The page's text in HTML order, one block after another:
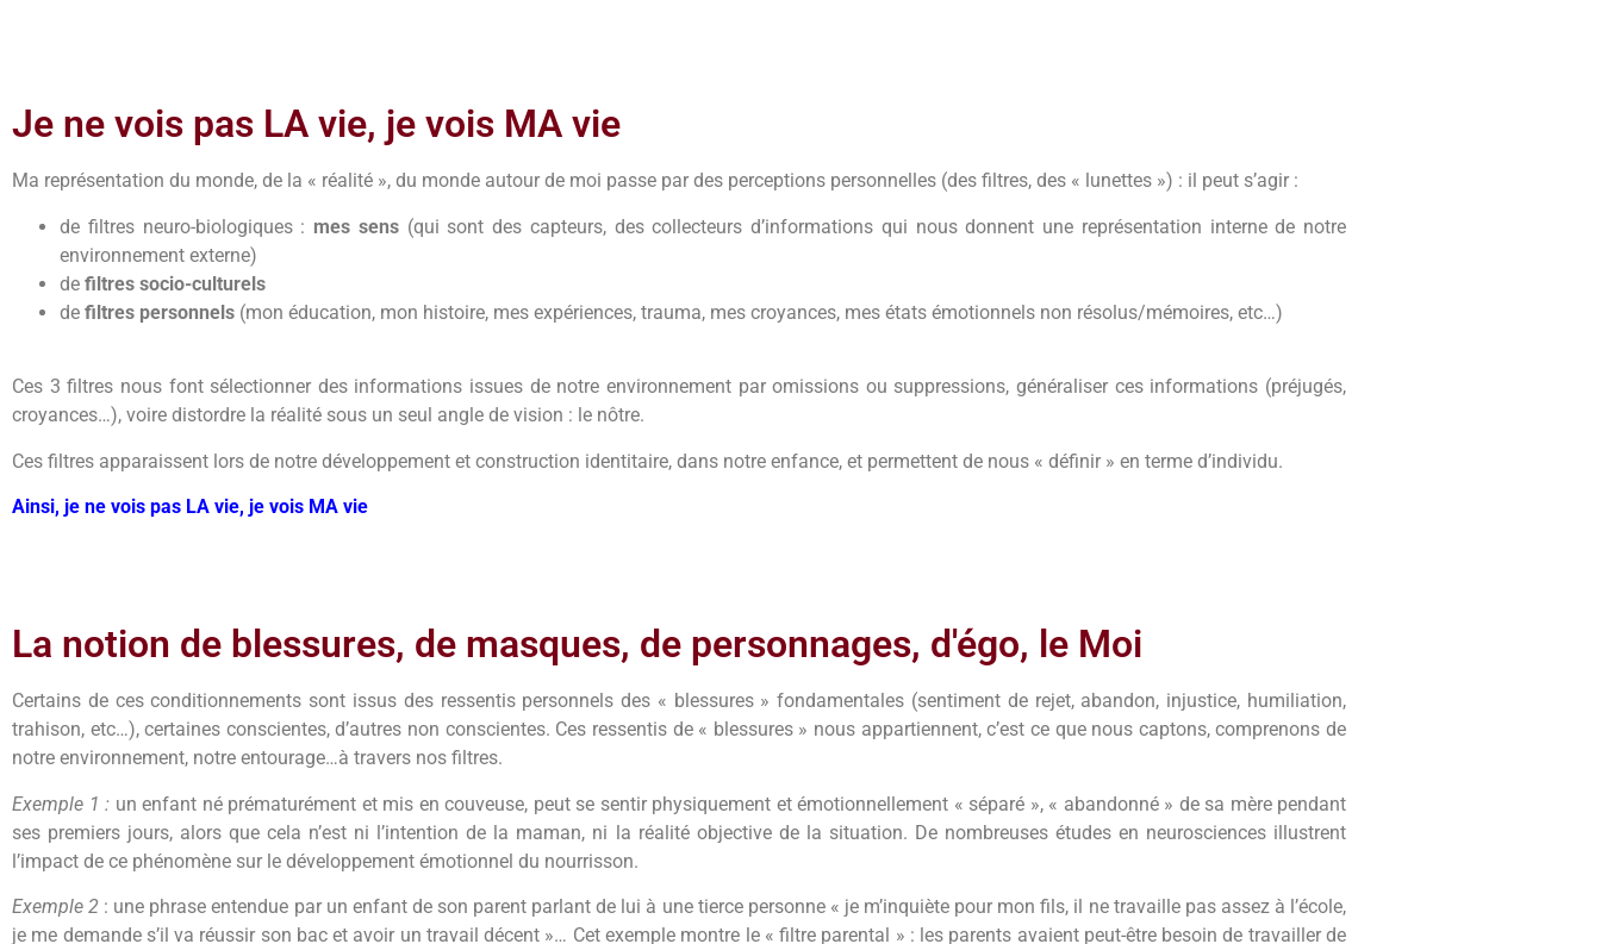
Je ne vois pas LA vie, je vois MA vie
Ma représentation du monde, de la « réalité », du monde autour de moi passe par des perceptions personnelles (des filtres, des « lunettes ») : il peut s’agir :
de filtres neuro-biologiques : mes sens(qui sont des capteurs, des collecteurs d’informations qui nous donnent une représentation interne de notre
environnement externe)
de filtres socio-culturels
de filtres personnels (mon éducation, mon histoire, mes expériences, trauma, mes croyances, mes états émotionnels non résolus/mémoires, etc…)
Ces 3 filtres nous font sélectionner des informations issues de notre environnement par omissions ou suppressions, généraliser ces informations (préjugés,
croyances…), voire distordre la réalité sous un seul angle de vision : le nôtre.
Ces filtres apparaissent lors de notre développement et construction identitaire, dans notre enfance, et permettent de nous « définir » en terme d’individu.
Ainsi, je ne vois pas LA vie, je vois MA vie
La notion de blessures, de masques, de personnages, d'égo, le Moi
Certains de ces conditionnements sont issus des ressentis personnels des « blessures » fondamentales (sentiment de rejet, abandon, injustice, humiliation,
trahison, etc…), certaines conscientes, d’autres non conscientes. Ces ressentis de « blessures » nous appartiennent, c’est ce que nous captons, comprenons de
notre environnement, notre entourage…à travers nos filtres.
Exemple 1 : un enfant né prématurément et mis en couveuse, peut se sentir physiquement et émotionnellement « séparé », « abandonné » de sa mère pendant
ses premiers jours, alors que cela n’est ni l’intention de la maman, ni la réalité objective de la situation. De nombreuses études en neurosciences illustrent
l’impact de ce phénomène sur le développement émotionnel du nourrisson.
Exemple 2 : une phrase entendue par un enfant de son parent parlant de lui à une tierce personne « je m’inquiète pour mon fils, il ne travaille pas assez à l’école,
je me demande s’il va réussir son bac et avoir un travail décent »… Cet exemple montre le « filtre parental » : les parents avaient peut-être besoin de travailler de